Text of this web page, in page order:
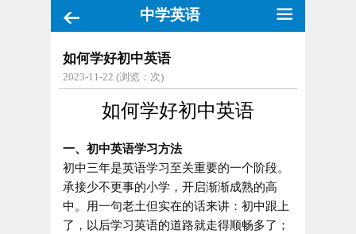
中学英语
如何学好初中英语
2023-11-22 (浏览： 次)
如何学好初中英语
一、初中英语学习方法
初中三年是英语学习至关重要的一个阶段。
承接少不更事的小学，开启渐渐成熟的高
中。用一句老土但实在的话来讲：初中跟上
了，以后学习英语的道路就走得顺畅多了；